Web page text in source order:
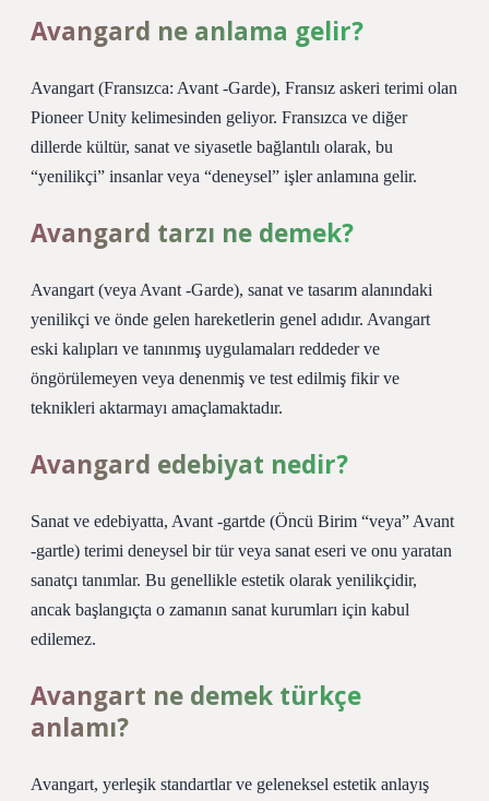
Avangard ne anlama gelir?
Avangart (Fransızca: Avant -Garde), Fransız askeri terimi olan
Pioneer Unity kelimesinden geliyor. Fransızca ve diğer
dillerde kültür, sanat ve siyasetle bağlantılı olarak, bu
“yenilikçi” insanlar veya “deneysel” işler anlamına gelir.
Avangard tarzı ne demek?
Avangart (veya Avant -Garde), sanat ve tasarım alanındaki
yenilikçi ve önde gelen hareketlerin genel adıdır. Avangart
eski kalıpları ve tanınmış uygulamaları reddeder ve
öngörülemeyen veya denenmiş ve test edilmiş fikir ve
teknikleri aktarmayı amaçlamaktadır.
Avangard edebiyat nedir?
Sanat ve edebiyatta, Avant -gartde (Öncü Birim “veya” Avant
-gartle) terimi deneysel bir tür veya sanat eseri ve onu yaratan
sanatçı tanımlar. Bu genellikle estetik olarak yenilikçidir,
ancak başlangıçta o zamanın sanat kurumları için kabul
edilemez.
Avangart ne demek türkçe
anlamı?
Avangart, yerleşik standartlar ve geleneksel estetik anlayış